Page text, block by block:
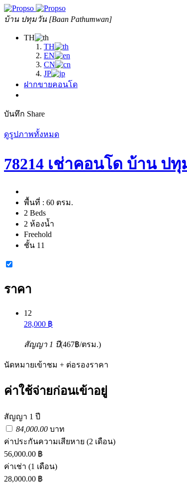
บ้าน ปทุมวัน [Baan Pathumwan]
TH
TH
EN
CN
JP
ฝากขายคอนโด
บันทึก Share
ดูรูปภาพทั้งหมด
78214 เช่าคอนโด บ้าน ปทุ
พื้นที่ : 60 ตรม.
2 Beds
2 ห้องน้ำ
Freehold
ชั้น 11
ราคา
12
28,000 ฿
สัญญา 1 ปี(467฿/ตรม.)
นัดหมายเข้าชม + ต่อรองราคา
ค่าใช้จ่ายก่อนเข้าอยู่
สัญญา 1 ปี
84,000.00 บาท
ค่าประกันความเสียหาย (2 เดือน)
56,000.00 ฿
ค่าเช่า (1 เดือน)
28,000.00 ฿